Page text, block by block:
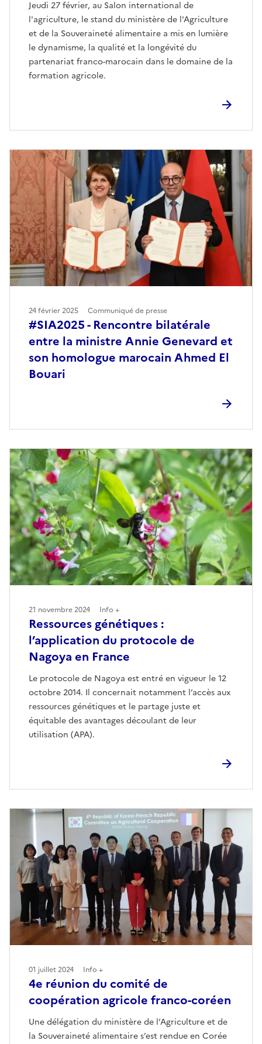
Jeudi 27 février, au Salon international de
l'agriculture, le stand du ministère de l'Agriculture
et de la Souveraineté alimentaire a mis en lumière
le dynamisme, la qualité et la longévité du
partenariat franco-marocain dans le domaine de la
formation agricole.
#SIA2025 - Rencontre bilatérale
entre la ministre Annie Genevard et
son homologue marocain Ahmed El
Bouari
24 février 2025 Communiqué de presse
Ressources génétiques :
l’application du protocole de
Nagoya en France
Le protocole de Nagoya est entré en vigueur le 12
octobre 2014. Il concernait notamment l’accès aux
ressources génétiques et le partage juste et
équitable des avantages découlant de leur
utilisation (APA).
21 novembre 2024 Info +
4e réunion du comité de
coopération agricole franco-coréen
Une délégation du ministère de l’Agriculture et de
la Souveraineté alimentaire s’est rendue en Corée
01 juillet 2024 Info +